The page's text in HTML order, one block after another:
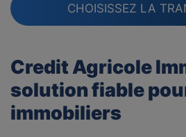
CHOISISSEZ LA
Credit Agricole
solution fiable
immobiliers